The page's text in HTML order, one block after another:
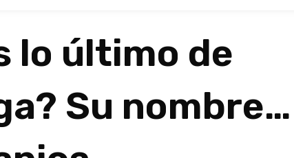
lo último de
Su nombre…